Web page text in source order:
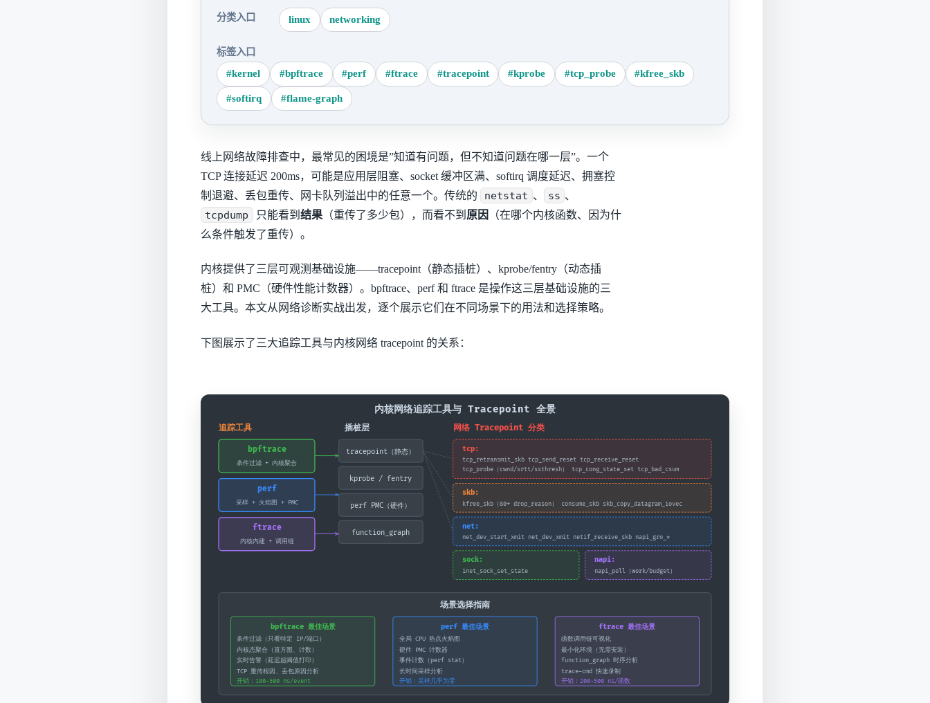
分类入口 linux networking
标签入口
#kernel
#bpftrace #perf #ftrace #tracepoint #kprobe #tcp_probe #kfree_skb
#softirq #flame-graph
线上网络故障排查中，最常见的困境是”知道有问题，但不知道问题在哪一层”。一个
TCP 连接延迟 200ms，可能是应用层阻塞、socket 缓冲区满、softirq 调度延迟、拥塞控
制退避、丢包重传、网卡队列溢出中的任意一个。传统的
netstat 、 ss 、
tcpdump 只能看到 结果（重传了多少包），而看不到 原因 （在哪个内核函数、因为什
么条件触发了重传）。
内核提供了三层可观测基础设施——tracepoint（静态插桩）、kprobe/fentry（动态插
桩）和 PMC（硬件性能计数器）。bpftrace、perf 和 ftrace 是操作这三层基础设施的三
大工具。本文从网络诊断实战出发，逐个展示它们在不同场景下的用法和选择策略。
下图展示了三大追踪工具与内核网络 tracepoint 的关系：